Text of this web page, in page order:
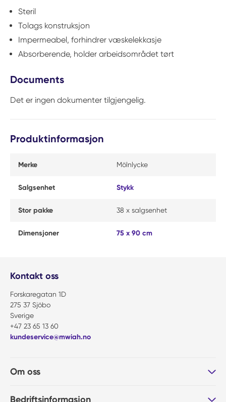
Steril
Tolags konstruksjon
Impermeabel, forhindrer væskelekkasje
Absorberende, holder arbeidsområdet tørt
Documents
Det er ingen dokumenter tilgjengelig.
Produktinformasjon
Merke Mölnlycke
Salgsenhet Stykk
Stor pakke 38 x salgsenhet
Dimensjoner 75 x 90 cm
Kontakt oss
Forskaregatan 1D
275 37 Sjöbo
Sverige
+47 23 65 13 60
kundeservice@mwiah.no
Om oss
Bedriftsinformasjon